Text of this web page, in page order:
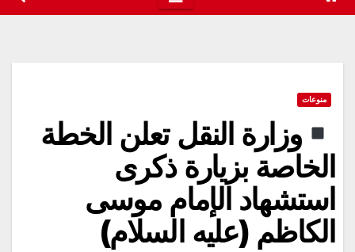
منوعات
وزارة النقل تعلن الخطة
الخاصة بزيارة ذكرى
استشهاد الإمام موسى
الكاظم (عليه السلام)